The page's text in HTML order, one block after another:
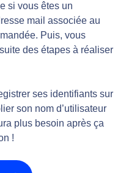
si vous êtes un
mail associée au
Puis, vous
des étapes à réaliser
ses identifiants sur
son nom d’utilisateur
plus besoin après ça
!